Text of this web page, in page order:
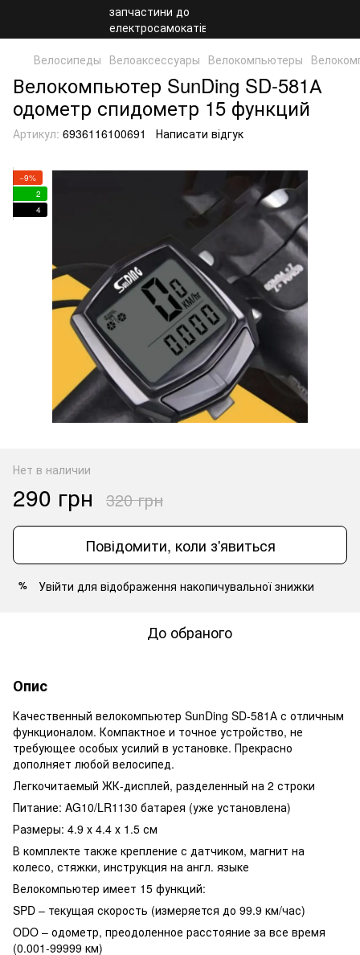
Велосипеды Велоаксессуары Велокомпьютеры
Велокомпьютер SunDing SD-581А
одометр спидометр 15 функций
Артикул: 6936116100691 Написати відгук
−9%
2
4
Нет в наличии
290 грн 320 грн
Повідомити, коли з'явиться
% Увійти для відображення накопичувальної знижки
До обраного
Опис
Качественный велокомпьютер SunDing SD-581А с отличным
функционалом. Компактное и точное устройство, не
требующее особых усилий в установке. Прекрасно
дополняет любой велосипед.
Легкочитаемый ЖК-дисплей, разделенный на 2 строки
Питание: AG10/LR1130 батарея (уже установлена)
Размеры: 4.9 х 4.4 х 1.5 см
В комплекте также крепление с датчиком, магнит на
колесо, стяжки, инструкция на англ. языке
Велокомпьютер имеет 15 функций:
SPD – текущая скорость (измеряется до 99.9 км/час)
ODO – одометр, преодоленное расстояние за все время
(0.001-99999 км)